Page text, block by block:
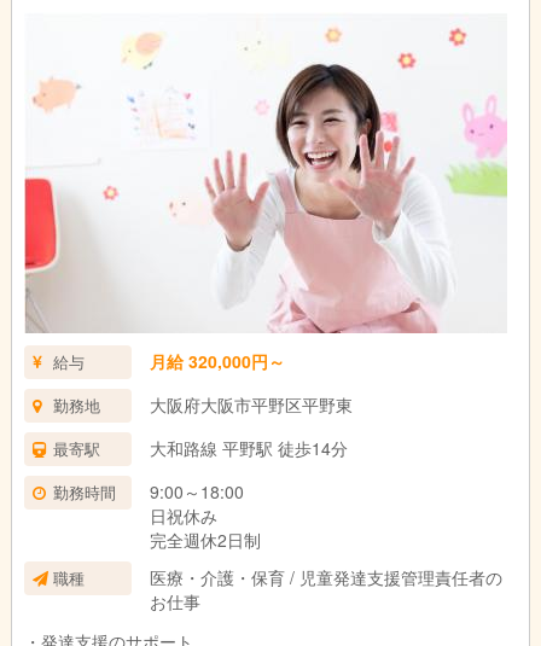
給与 月給 320,000円～
勤務地 大阪府大阪市平野区平野東
最寄駅 大和路線 平野駅 徒歩14分
勤務時間
9:00～18:00
日祝休み
完全週休2日制
職種
医療・介護・保育 / 児童発達支援管理責任者の
お仕事
・発達支援のサポート